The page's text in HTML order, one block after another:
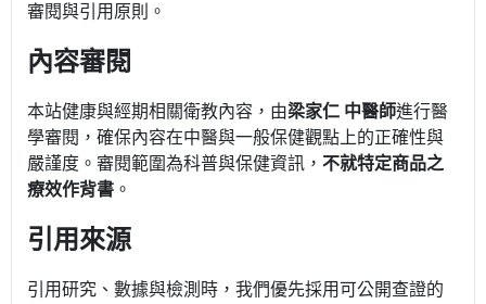
審閱與引用原則。
內容審閱
本站健康與經期相關衛教內容，由梁家仁 中醫師進行醫
學審閱，確保內容在中醫與一般保健觀點上的正確性與
嚴謹度。審閱範圍為科普與保健資訊， 不就特定商品之
療效作背書 。
引用來源
引用研究、數據與檢測時，我們優先採用可公開查證的